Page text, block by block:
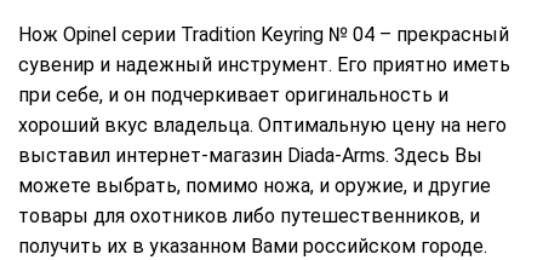
Нож Opinel серии Tradition Keyring № 04 – прекрасный
сувенир и надежный инструмент. Его приятно иметь
при себе, и он подчеркивает оригинальность и
хороший вкус владельца. Оптимальную цену на него
выставил интернет-магазин Diada-Arms. Здесь Вы
можете выбрать, помимо ножа, и оружие, и другие
товары для охотников либо путешественников, и
получить их в указанном Вами российском городе.